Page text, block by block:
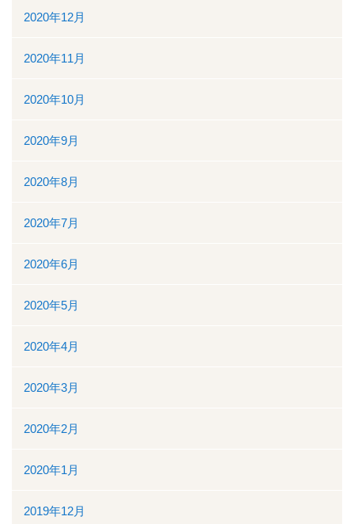
2020年12月
2020年11月
2020年10月
2020年9月
2020年8月
2020年7月
2020年6月
2020年5月
2020年4月
2020年3月
2020年2月
2020年1月
2019年12月